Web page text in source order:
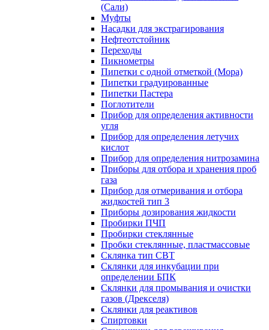
(Сали)
Муфты
Насадки для экстрагирования
Нефтеотстойник
Переходы
Пикнометры
Пипетки с одной отметкой (Мора)
Пипетки градуированные
Пипетки Пастера
Поглотители
Прибор для определения активности
угля
Прибор для определения летучих
кислот
Прибор для определения нитрозамина
Приборы для отбора и хранения проб
газа
Прибор для отмеривания и отбора
жидкостей тип 3
Приборы дозирования жидкости
Пробирки ПЧП
Пробирки стеклянные
Пробки стеклянные, пластмассовые
Склянка тип СВТ
Склянки для инкубации при
определении БПК
Склянки для промывания и очистки
газов (Дрекселя)
Склянки для реактивов
Спиртовки